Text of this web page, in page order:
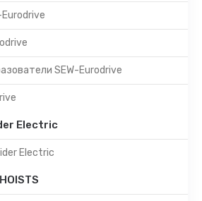
SEW-Eurodrive
Electric
Electric